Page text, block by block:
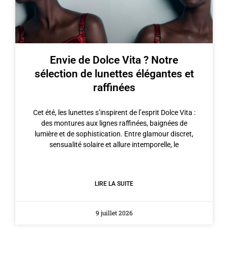
Envie de Dolce Vita ? Notre
sélection de lunettes élégantes et
raffinées
Cet été, les lunettes s’inspirent de l’esprit Dolce Vita :
des montures aux lignes raffinées, baignées de
lumière et de sophistication. Entre glamour discret,
sensualité solaire et allure intemporelle, le
LIRE LA SUITE
9 juillet 2026